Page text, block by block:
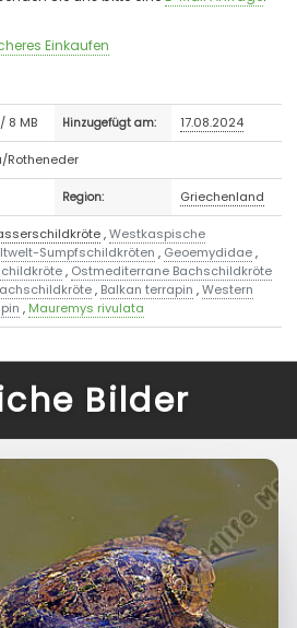
Einkaufen
8 MB Hinzugefügt am: 17.08.2024
Rotheneder
Region: Griechenland
,Westkaspische
Sumpfschildkröten , Geoemydidae,
, Ostmediterrane Bachschildkröte
, Balkan terrapin ,Western
, Mauremys rivulata
Bilder